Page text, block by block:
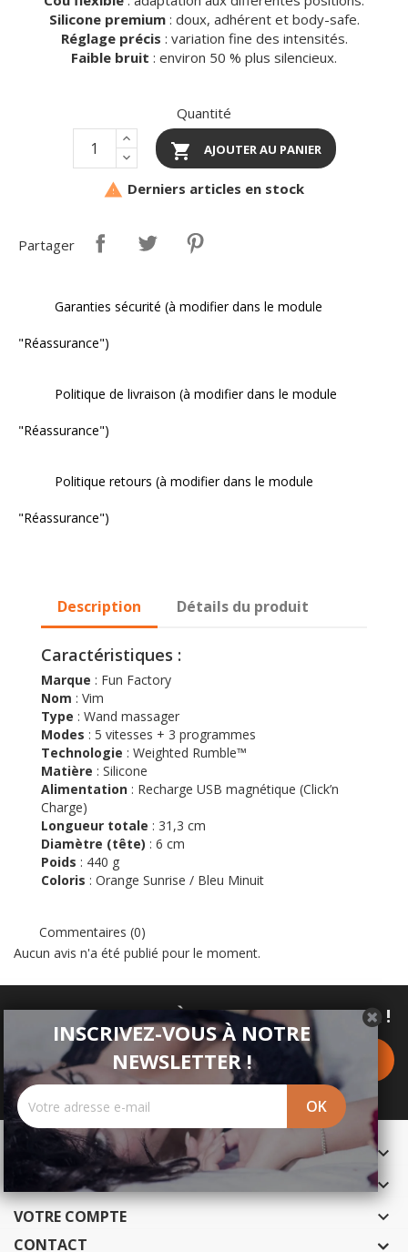
Silicone premium: doux, adhérent et body-safe.
Réglage précis : variation fine des intensités.
Faible bruit : environ 50 % plus silencieux.
Quantité
 AJOUTER AU PANIER
 Derniers articles en stock
Partager
Garanties sécurité (à modifier dans le module
"Réassurance")
Politique de livraison (à modifier dans le module
"Réassurance")
Politique retours (à modifier dans le module
"Réassurance")
Description Détails du produit
Caractéristiques :
Marque : Fun Factory
Nom : Vim
Type : Wand massager
Modes : 5 vitesses + 3 programmes
Technologie : Weighted Rumble™
Matière : Silicone
Alimentation : Recharge USB magnétique (Click’n
Charge)
Longueur totale : 31,3 cm
Diamètre (tête) : 6 cm
Poids : 440 g
Coloris : Orange Sunrise / Bleu Minuit
Commentaires (0)
Aucun avis n'a été publié pour le moment.
INSCRIVEZ-VOUS À NOTRE NEWSLETTER !
INSCRIVEZ-VOUS À NOTRE
NEWSLETTER !
PRODUITS 
NOTRE SOCIÉTÉ 
VOTRE COMPTE 
CONTACT